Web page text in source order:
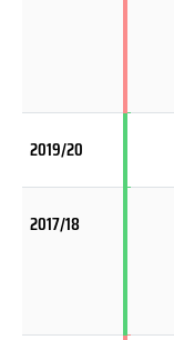
2019/20
2017/18